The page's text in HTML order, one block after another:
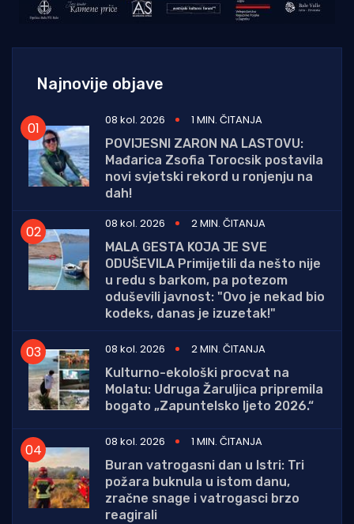
Najnovije objave
08 kol. 2026
1 MIN. ČITANJA
POVIJESNI ZARON NA LASTOVU:
Mađarica Zsofia Torocsik postavila
novi svjetski rekord u ronjenju na
dah!
08 kol. 2026
2 MIN. ČITANJA
MALA GESTA KOJA JE SVE
ODUŠEVILA Primijetili da nešto nije
u redu s barkom, pa potezom
oduševili javnost: "Ovo je nekad bio
kodeks, danas je izuzetak!"
08 kol. 2026
2 MIN. ČITANJA
Kulturno-ekološki procvat na
Molatu: Udruga Žaruljica pripremila
bogato „Zapuntelsko ljeto 2026.“
08 kol. 2026
1 MIN. ČITANJA
Buran vatrogasni dan u Istri: Tri
požara buknula u istom danu,
zračne snage i vatrogasci brzo
reagirali